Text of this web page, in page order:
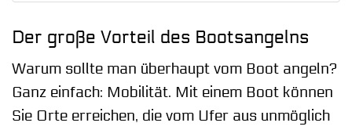
Der große Vorteil des Bootsangelns
Warum sollte man überhaupt vom Boot angeln?
Ganz einfach: Mobilität. Mit einem Boot können
Sie Orte erreichen, die vom Ufer aus unmöglich